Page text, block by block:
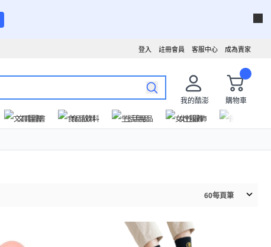
成為賣家
客服中心
註冊會員
登入
我的酷澎
購物車
文具圖書 食品飲料 生活用品 女性服飾
60每頁筆